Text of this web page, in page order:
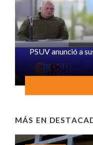
PSUV anunció a
MÁS EN